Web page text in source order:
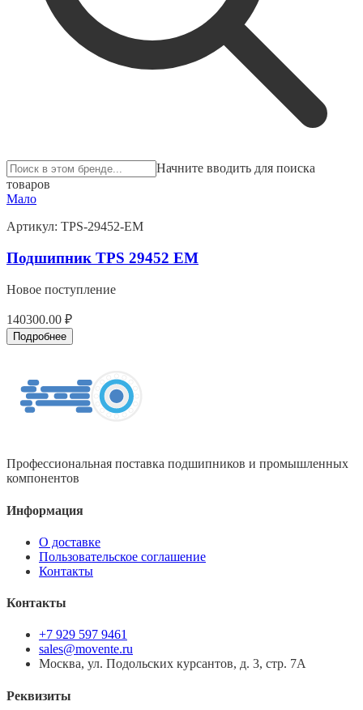
Начните вводить для поиска
товаров
Мало
Артикул: TPS-29452-EM
Подшипник TPS 29452 EM
Новое поступление
140300.00 ₽
Подробнее
Профессиональная поставка подшипников и промышленных
компонентов
Информация
О доставке
Пользовательское соглашение
Контакты
Контакты
+7 929 597 9461
sales@movente.ru
Москва, ул. Подольских курсантов, д. 3, стр. 7А
Реквизиты